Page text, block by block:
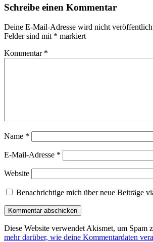
Schreibe einen Kommentar
Deine E-Mail-Adresse wird nicht
Felder sind mit * markiert
Kommentar *
Name *
E-Mail-Adresse *
Website
Benachrichtige mich über neue Beiträge
Diese Website verwendet Akismet, um Spam
mehr darüber, wie deine Kommentardaten